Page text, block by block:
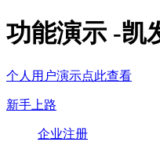
功能演示 -凯
个人用户演示点此查看
新手上路
企业注册